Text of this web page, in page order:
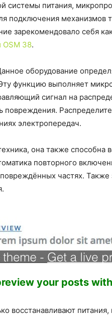
системы питания,
подключения механизмов
зарекомендовало себя
OSM 38.
оборудование
функцию выполняет
сигнал на
повреждения.
электропередач.
она также способна
повторного
частях.
your posts with
восстанавливают